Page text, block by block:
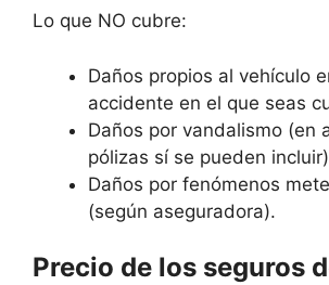
Lo que NO cubre:
Daños propios al vehículo
accidente en el que seas
Daños por vandalismo (en
pólizas sí se pueden
Daños por fenómenos
(según aseguradora).
Precio de los seguros